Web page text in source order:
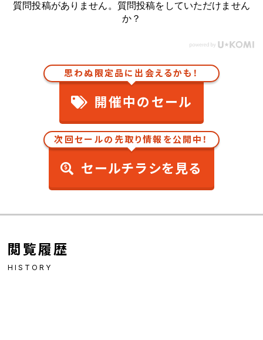
質問投稿がありません。質問投稿をしていただけません
か？
思わぬ限定品に出会えるかも！
開催中のセール
次回セールの先取り情報を公開中！
セールチラシを見る
閲覧履歴
HISTORY